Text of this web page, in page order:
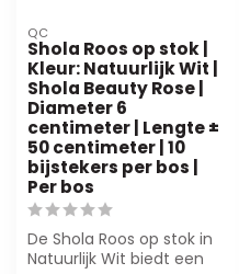
QC
Shola Roos op stok |
Kleur: Natuurlijk Wit |
Shola Beauty Rose |
Diameter 6
centimeter | Lengte ±
50 centimeter | 10
bijstekers per bos |
Per bos
De Shola Roos op stok in
Natuurlijk Wit biedt een